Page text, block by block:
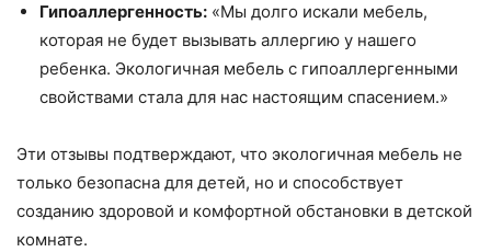
Гипоаллергенность: «Мы долго искали мебель,
которая не будет вызывать аллергию у нашего
ребенка. Экологичная мебель с гипоаллергенными
свойствами стала для нас настоящим спасением.»
Эти отзывы подтверждают, что экологичная мебель не
только безопасна для детей, но и способствует
созданию здоровой и комфортной обстановки в детской
комнате.